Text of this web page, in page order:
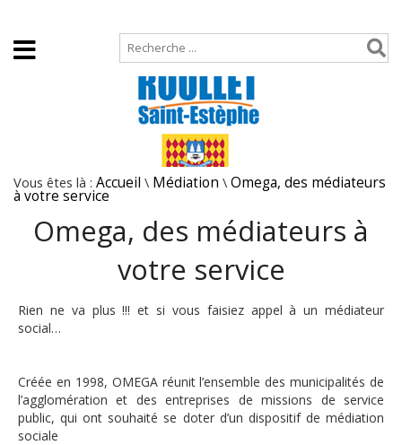
Vous êtes là : Accueil \ Médiation \ Omega, des médiateurs
à votre service
Omega, des médiateurs à
votre service
Rien ne va plus !!! et si vous faisiez appel à un médiateur
social…
Créée en 1998, OMEGA réunit l’ensemble des municipalités de
l’agglomération et des entreprises de missions de service
public, qui ont souhaité se doter d’un dispositif de médiation
sociale